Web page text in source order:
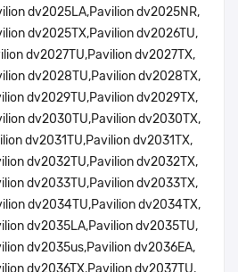
dv2025LA,Pavilion dv2025NR,
dv2025TX,Pavilion dv2026TU,
dv2027TU,Pavilion dv2027TX,
dv2028TU,Pavilion dv2028TX,
dv2029TU,Pavilion dv2029TX,
dv2030TU,Pavilion dv2030TX,
dv2031TU,Pavilion dv2031TX,
dv2032TU,Pavilion dv2032TX,
dv2033TU,Pavilion dv2033TX,
dv2034TU,Pavilion dv2034TX,
dv2035LA,Pavilion dv2035TU,
dv2035us,Pavilion dv2036EA,